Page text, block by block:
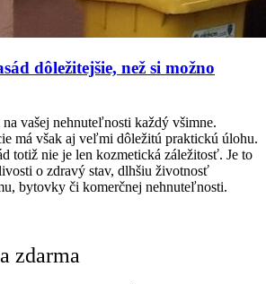
dôležitejšie, než si možno
vašej nehnuteľnosti každý všimne.
má však aj veľmi dôležitú praktickú úlohu.
totiž nie je len kozmetická záležitosť. Je to
o zdravý stav, dlhšiu životnosť
bytovky či komerčnej nehnuteľnosti.
zdarma